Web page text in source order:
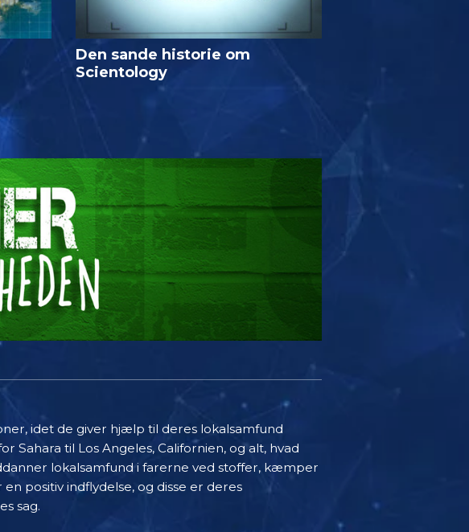
Den sande historie om
Scientology
idet de giver hjælp til deres lokalsamfund
til Los Angeles, Californien, og alt, hvad
lokalsamfund i farerne ved stoffer, kæmper
positiv indflydelse, og disse er deres
sag.